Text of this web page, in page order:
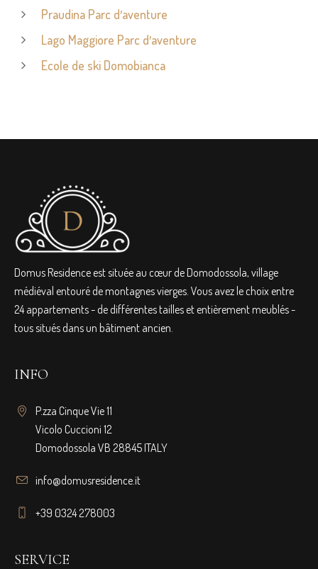
Praudina Parc d′aventure
Lago Maggiore Parc d′aventure
Ecole de ski Domobianca
Domus Residence est située au cœur de Domodossola, village
médiéval entouré de montagnes vierges. Vous avez le choix entre
24 appartements - de différentes tailles et entièrement meublés -
tous situés dans un bâtiment ancien.
INFO
P.zza Cinque Vie 11
Vicolo Cuccioni 12
Domodossola VB 28845 ITALY
info@domusresidence.it
+39 0324 278003
SERVICE